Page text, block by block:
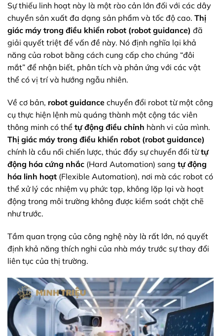
Sự thiếu linh hoạt này là một rào cản lớn đối với các dây
chuyền sản xuất đa dạng sản phẩm và tốc độ cao. Thị
giác máy trong điều khiển robot (robot guidance) đã
giải quyết triệt để vấn đề này. Nó định nghĩa lại khả
năng của robot bằng cách cung cấp cho chúng “đôi
mắt” để nhận biết, phân tích và phản ứng với các vật
thể có vị trí và hướng ngẫu nhiên.
Về cơ bản, robot guidance chuyển đổi robot từ một công
cụ thực hiện lệnh mù quáng thành một cộng tác viên
thông minh có thể tự động điều chỉnh hành vi của mình.
Thị giác máy trong điều khiển robot (robot guidance)
chính là cầu nối chiến lược, thúc đẩy sự chuyển đổi từtự
động hóa cứng nhắc (Hard Automation) sang tự động
hóa linh hoạt (Flexible Automation), nơi mà các robot có
thể xử lý các nhiệm vụ phức tạp, không lặp lại và hoạt
động trong môi trường không được kiểm soát chặt chẽ
như trước.
Tầm quan trọng của công nghệ này là rất lớn, nó quyết
định khả năng thích nghi của nhà máy trước sự thay đổi
liên tục của thị trường.